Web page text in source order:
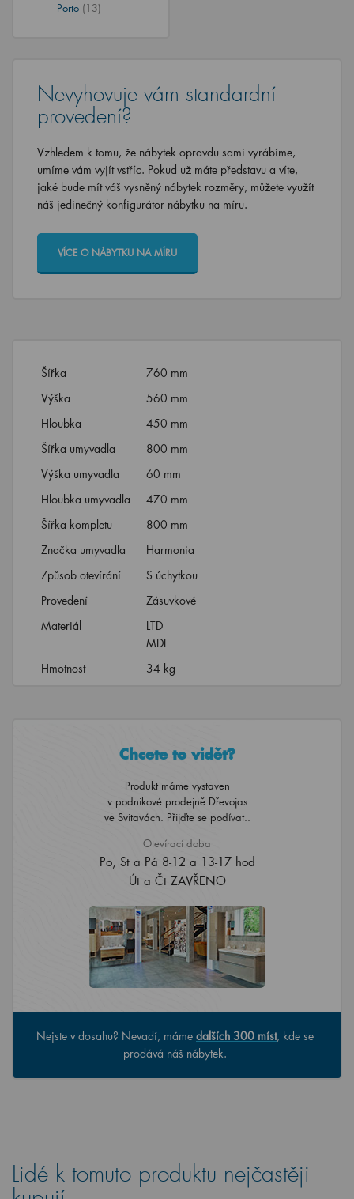
Porto (13)
Nevyhovuje vám standardní
provedení?
Vzhledem k tomu, že nábytek opravdu sami vyrábíme,
umíme vám vyjít vstříc. Pokud už máte představu a víte,
jaké bude mít váš vysněný nábytek rozměry, můžete využít
náš jedinečný konfigurátor nábytku na míru.
VÍCE O NÁBYTKU NA MÍRU
Šířka
760 mm
Výška
560 mm
Hloubka
450 mm
Šířka umyvadla
800 mm
Výška umyvadla
60 mm
Hloubka umyvadla
470 mm
Šířka kompletu
800 mm
Značka umyvadla
Harmonia
Způsob otevírání
S úchytkou
Provedení
Zásuvkové
Materiál
LTD
MDF
Hmotnost
34 kg
Chcete to vidět?
Produkt máme vystaven
v podnikové prodejně Dřevojas
ve Svitavách. Přijďte se podívat..
Otevírací doba
Po, St a Pá 8-12 a 13-17 hod
Út a Čt ZAVŘENO
Nejste v dosahu? Nevadí, máme dalších 300 míst, kde se
prodává náš nábytek.
Lidé k tomuto produktu nejčastěji